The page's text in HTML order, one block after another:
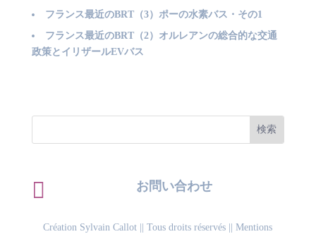
フランス最近のBRT（3）ポーの水素バス・その1
フランス最近のBRT（2）オルレアンの総合的な交通
政策とイリザールEVバス
 お問い合わせ
Création Sylvain Callot || Tous droits réservés ||Mentions